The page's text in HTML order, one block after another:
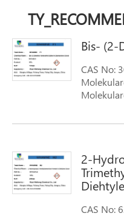
Bis-
CAS No:
2-
CAS No: